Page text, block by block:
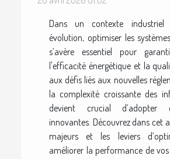
Dans un contexte industriel
évolution, optimiser les
s’avère essentiel pour
l'efficacité énergétique et la
aux défis liés aux nouvelles
la complexité croissante des
devient crucial d’adopter
innovantes. Découvrez dans cet
majeurs et les leviers
améliorer la performance de